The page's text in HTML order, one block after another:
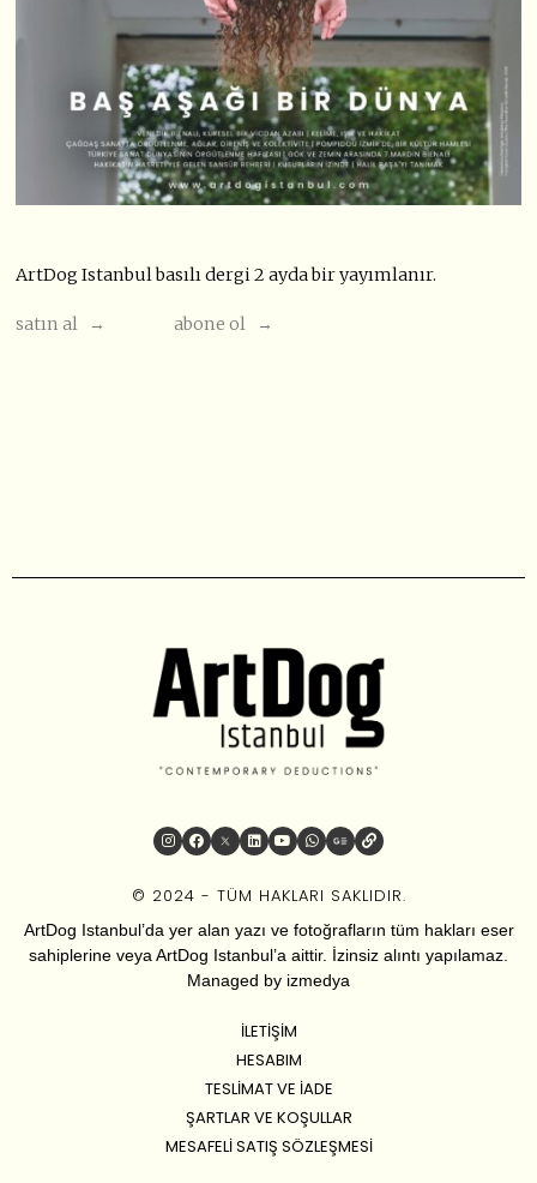
ArtDog Istanbul basılı dergi 2 ayda bir yayımlanır.
satın al → abone ol →
© 2024 - TÜM HAKLARI SAKLIDIR.
ArtDog Istanbul’da yer alan yazı ve fotoğrafların tüm hakları eser
sahiplerine veya ArtDog Istanbul’a aittir. İzinsiz alıntı yapılamaz.
Managed by izmedya
İLETIŞIM
HESABIM
TESLIMAT VE İADE
ŞARTLAR VE KOŞULLAR
MESAFELI SATIŞ SÖZLEŞMESI